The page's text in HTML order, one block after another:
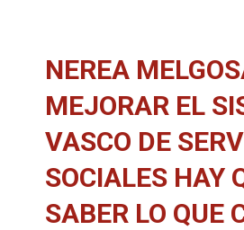
NEREA
MEJORAR EL
VASCO DE
SOCIALES HAY
SABER LO QUE